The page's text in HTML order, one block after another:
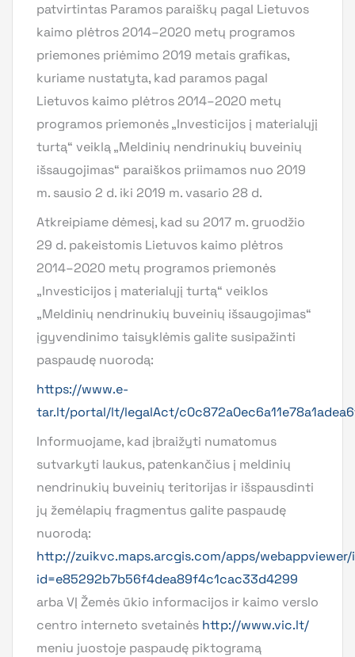
patvirtintas Paramos paraiškų pagal Lietuvos
kaimo plėtros 2014–2020 metų programos
priemones priėmimo 2019 metais grafikas,
kuriame nustatyta, kad paramos pagal
Lietuvos kaimo plėtros 2014–2020 metų
programos priemonės „Investicijos į materialųjį
turtą“ veiklą „Meldinių nendrinukių buveinių
išsaugojimas“ paraiškos priimamos nuo 2019
m. sausio 2 d. iki 2019 m. vasario 28 d.
Atkreipiame dėmesį, kad su 2017 m. gruodžio
29 d. pakeistomis Lietuvos kaimo plėtros
2014–2020 metų programos priemonės
„Investicijos į materialųjį turtą“ veiklos
„Meldinių nendrinukių buveinių išsaugojimas“
įgyvendinimo taisyklėmis galite susipažinti
paspaudę nuorodą:
https://www.e-
tar.lt/portal/lt/legalAct/
Informuojame, kad įbraižyti numatomus
sutvarkyti laukus, patenkančius į meldinių
nendrinukių buveinių teritorijas ir išspausdinti
jų žemėlapių fragmentus galite paspaudę
nuorodą:
http://zuikvc.maps.arcgis.com/apps/
id=e85292b7b56f4dea89f4c1cac33d4299
arba VĮ Žemės ūkio informacijos ir kaimo verslo
centro interneto svetainės http://www.vic.lt/
meniu juostoje paspaudę piktogramą